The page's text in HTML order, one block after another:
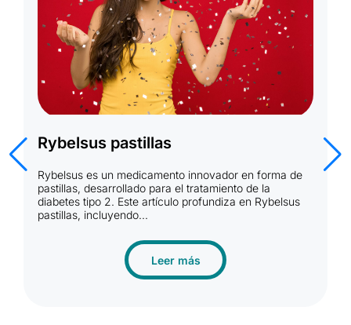
Rybelsus 14 mg Precio España
Rybelsus es un medicamento revolucionario
desarrollado por la empresa farmacéutica Novo
Nordisk. Este tratamiento está diseñado para ayudar a
las personas con diabetes tipo 2 a controlar...
Leer más